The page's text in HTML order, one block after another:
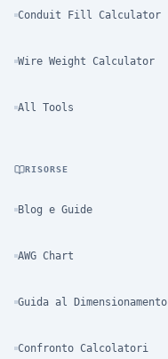
Conduit Fill Calculator
Wire Weight Calculator
All Tools
RISORSE
Blog e Guide
AWG Chart
Guida al Dimensionamento
Confronto Calcolatori